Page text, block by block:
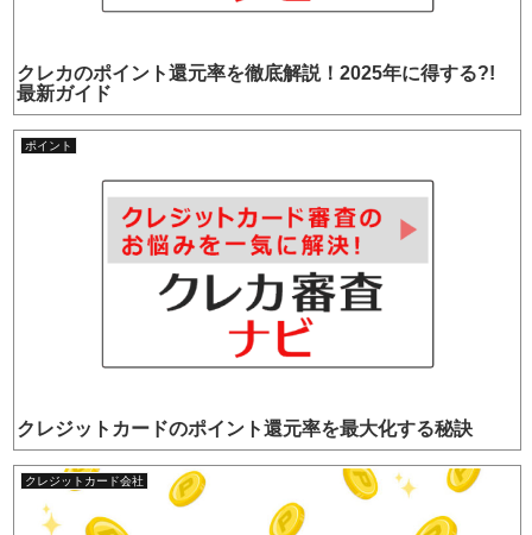
クレカのポイント還元率を徹底解説！2025年に得する?!
最新ガイド
ポイント
クレジットカードのポイント還元率を最大化する秘訣
クレジットカード会社